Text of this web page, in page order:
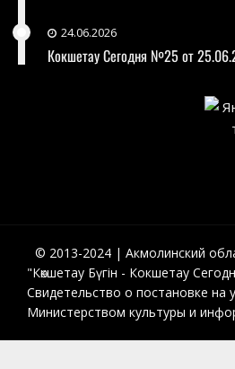
24.06.2026
Кокшетау Сегодня №25 от
© 2013-2024 | Акмолинский
"Көкшетау Бүгін - Кокшетау
Свидетельство о постановке
Министерством культуры и